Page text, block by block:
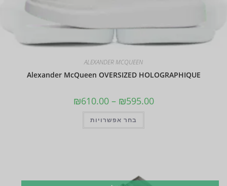
ALEXANDER MCQUEEN
Alexander McQueen OVERSIZED HOLOGRAPHIQUE
₪595.00
–
₪610.00
בחר אפשרויות